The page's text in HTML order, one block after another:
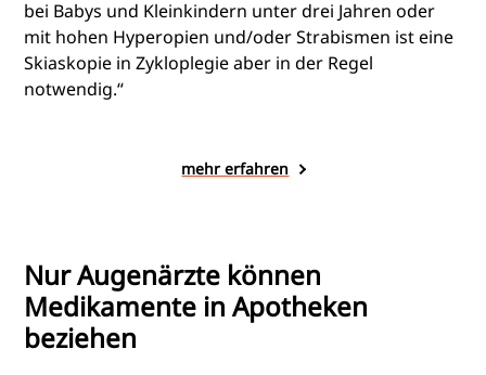
mehr erfahren
bei Babys und Kleinkindern unter drei Jahren oder
mit hohen Hyperopien und/oder Strabismen ist eine
Skiaskopie in Zykloplegie aber in der Regel
notwendig.“
Nur Augenärzte können
Medikamente in Apotheken
beziehen